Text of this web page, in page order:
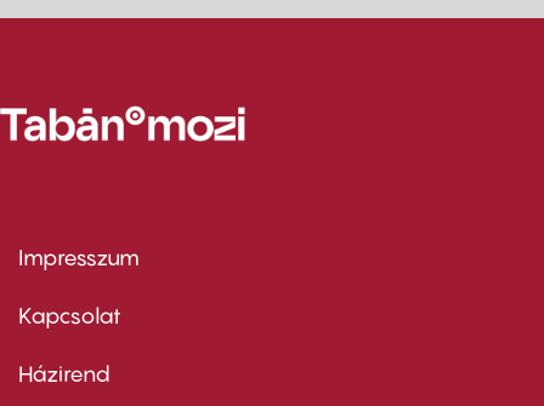
Footer
first
Impresszum
Kapcsolat
Footer
Házirend